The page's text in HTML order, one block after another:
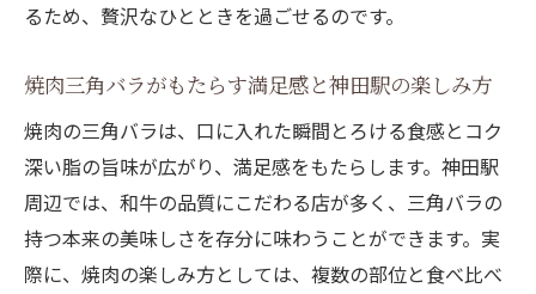
るため、贅沢なひとときを過ごせるのです。
焼肉三角バラがもたらす満足感と神田駅の楽しみ方
焼肉の三角バラは、口に入れた瞬間とろける食感とコク
深い脂の旨味が広がり、満足感をもたらします。神田駅
周辺では、和牛の品質にこだわる店が多く、三角バラの
持つ本来の美味しさを存分に味わうことができます。実
際に、焼肉の楽しみ方としては、複数の部位と食べ比べ